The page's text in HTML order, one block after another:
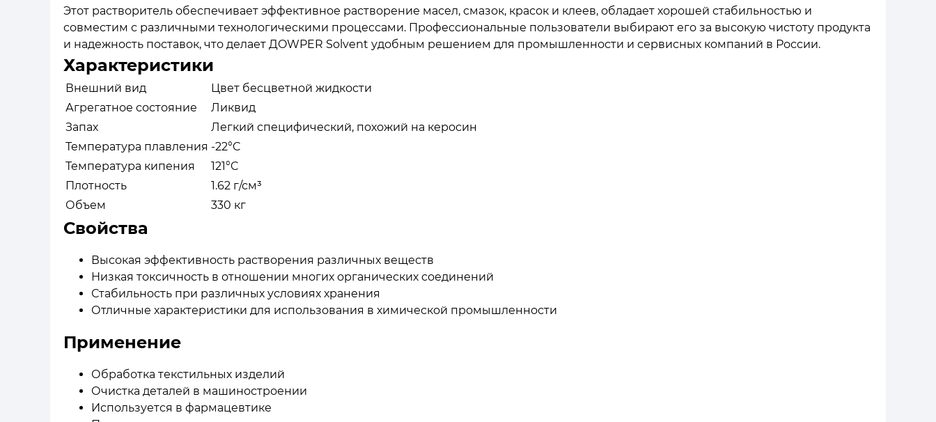
Этот растворитель обеспечивает эффективное растворение масел, смазок, красок и клеев, обладает хорошей стабильностью и
совместим с различными технологическими процессами. Профессиональные пользователи выбирают его за высокую чистоту продукта
и надежность поставок, что делает ДOWPER Solvent удобным решением для промышленности и сервисных компаний в России.
Характеристики
Внешний вид
Цвет бесцветной жидкости
Агрегатное состояние
Ликвид
Запах
Легкий специфический, похожий на керосин
Температура плавления -22°C
Температура кипения
121°C
Плотность
1.62 г/см³
Объем
330 кг
Свойства
Высокая эффективность растворения различных веществ
Низкая токсичность в отношении многих органических соединений
Стабильность при различных условиях хранения
Отличные характеристики для использования в химической промышленности
Применение
Обработка текстильных изделий
Очистка деталей в машиностроении
Используется в фармацевтике